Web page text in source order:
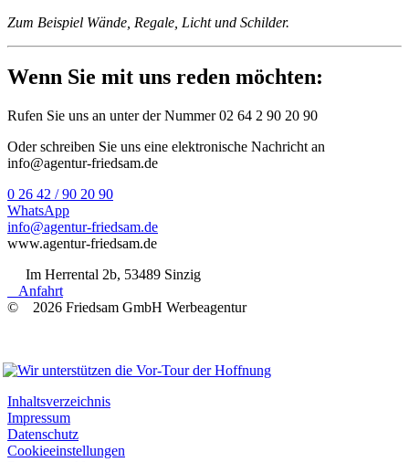
Zum Beispiel Wände, Regale, Licht und Schilder.
Wenn Sie mit uns reden möchten:
Rufen Sie uns an unter der Nummer 02 64 2 90 20 90
Oder schreiben Sie uns eine elektronische Nachricht an
info@agentur-friedsam.de
0 26 42 / 90 20 90
WhatsApp
info@agentur-friedsam.de
www.agentur-friedsam.de
Im Herrental 2b, 53489 Sinzig
Anfahrt
© 2026 Friedsam GmbH Werbeagentur
Inhaltsverzeichnis
Impressum
Datenschutz
Cookieeinstellungen